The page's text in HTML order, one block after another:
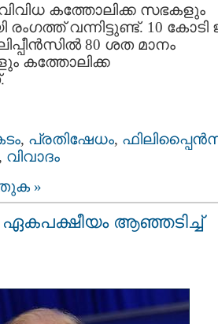
വിവിധ കത്തോലിക്ക സഭകളും
വന്നിട്ടുണ്ട്. 10 കോടി
80 ശത മാനം
കത്തോലിക്ക
, പ്രതിഷേധം,
, വിവാദം
»
ഏകപക്ഷീയം ആഞ്ഞടിച്ച്